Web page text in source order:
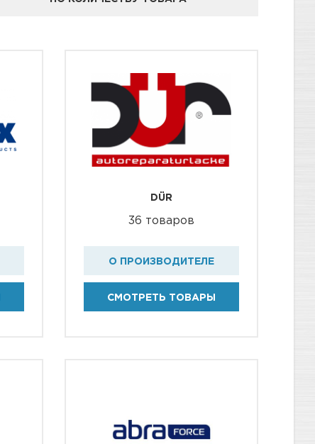
DÜR
36 товаров
О ПРОИЗВОДИТЕЛЕ
СМОТРЕТЬ ТОВАРЫ